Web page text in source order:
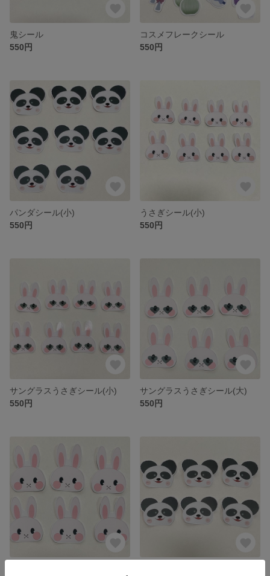
鬼シール
550円
コスメフレークシール
550円
パンダシール(小)
550円
うさぎシール(小)
550円
サングラスうさぎシール(小)
550円
サングラスうさぎシール(大)
550円